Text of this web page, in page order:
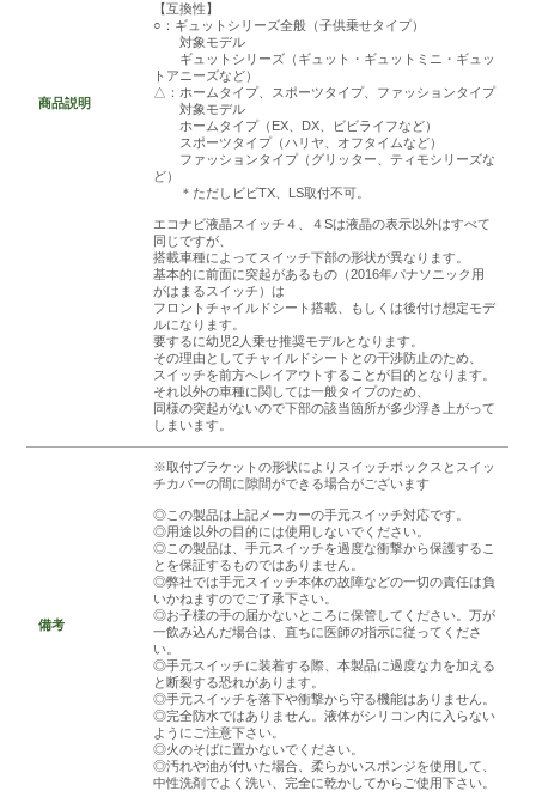
商品説明
【互換性】
○：ギュットシリーズ全般（子供乗せタイプ）
対象モデル
ギュットシリーズ（ギュット・ギュットミニ・ギュッ
トアニーズなど）
△：ホームタイプ、スポーツタイプ、ファッションタイプ
対象モデル
ホームタイプ（EX、DX、ビビライフなど）
スポーツタイプ（ハリヤ、オフタイムなど）
ファッションタイプ（グリッター、ティモシリーズな
ど）
＊ただしビビTX、LS取付不可。
エコナビ液晶スイッチ４、４Sは液晶の表示以外はすべて
同じですが、
搭載車種によってスイッチ下部の形状が異なります。
基本的に前面に突起があるもの（2016年パナソニック用
がはまるスイッチ）は
フロントチャイルドシート搭載、もしくは後付け想定モデ
ルになります。
要するに幼児2人乗せ推奨モデルとなります。
その理由としてチャイルドシートとの干渉防止のため、
スイッチを前方へレイアウトすることが目的となります。
それ以外の車種に関しては一般タイプのため、
同様の突起がないので下部の該当箇所が多少浮き上がって
しまいます。
備考
※取付ブラケットの形状によりスイッチボックスとスイッ
チカバーの間に隙間ができる場合がございます
◎この製品は上記メーカーの手元スイッチ対応です。
◎用途以外の目的には使用しないでください。
◎この製品は、手元スイッチを過度な衝撃から保護するこ
とを保証するものではありません。
◎弊社では手元スイッチ本体の故障などの一切の責任は負
いかねますのでご了承下さい。
◎お子様の手の届かないところに保管してください。万が
一飲み込んだ場合は、直ちに医師の指示に従ってくださ
い。
◎手元スイッチに装着する際、本製品に過度な力を加える
と断裂する恐れがあります。
◎手元スイッチを落下や衝撃から守る機能はありません。
◎完全防水ではありません。液体がシリコン内に入らない
ようにご注意下さい。
◎火のそばに置かないでください。
◎汚れや油が付いた場合、柔らかいスポンジを使用して、
中性洗剤でよく洗い、完全に乾かしてからご使用下さい。